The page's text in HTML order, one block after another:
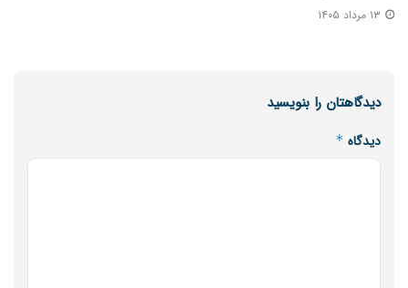
دیدگاهتان را بنویسید
دیدگاه *